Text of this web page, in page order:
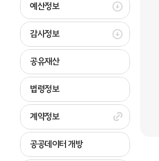
예산정보
감사정보
공유재산
법령정보
계약정보
공공데이터 개방